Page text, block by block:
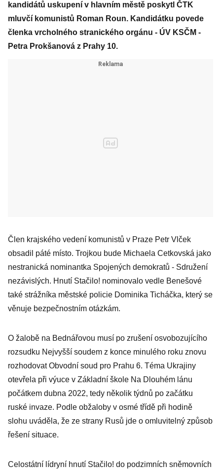
kandidátů uskupení v hlavním městě poskytl ČTK
mluvčí komunistů Roman Roun. Kandidátku povede
členka vrcholného stranického orgánu - ÚV KSČM -
Petra Prokšanová z Prahy 10.
Člen krajského vedení komunistů v Praze Petr Vlček
obsadil páté místo. Trojkou bude Michaela Cetkovská jako
nestranická nominantka Spojených demokratů - Sdružení
nezávislých. Hnutí Stačilo! nominovalo vedle Benešové
také strážníka městské policie Dominika Ticháčka, který se
věnuje bezpečnostním otázkám.
O žalobě na Bednářovou musí po zrušení osvobozujícího
rozsudku Nejvyšší soudem z konce minulého roku znovu
rozhodovat Obvodní soud pro Prahu 6. Téma Ukrajiny
otevřela při výuce v Základní škole Na Dlouhém lánu
počátkem dubna 2022, tedy několik týdnů po začátku
ruské invaze. Podle obžaloby v osmé třídě při hodině
slohu uváděla, že ze strany Rusů jde o omluvitelný způsob
řešení situace.
Celostátní lídryní hnutí Stačilo! do podzimních sněmovních